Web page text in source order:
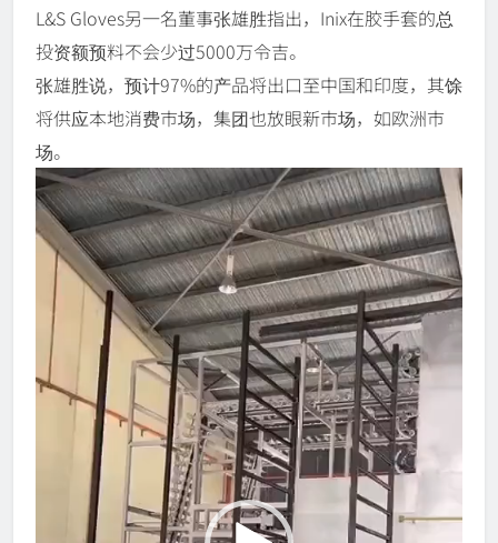
L&S Gloves另一名董事张雄胜指出，Inix在胶手套的总
投资额预料不会少过5000万令吉。
张雄胜说，预计97%的产品将出口至中国和印度，其馀
将供应本地消费市场，集团也放眼新市场，如欧洲市
场。
Video
Player